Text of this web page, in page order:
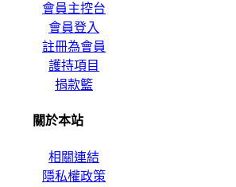
會員主控台
會員登入
註冊為會員
護持項目
捐款籃
關於本站
相關連結
隱私權政策